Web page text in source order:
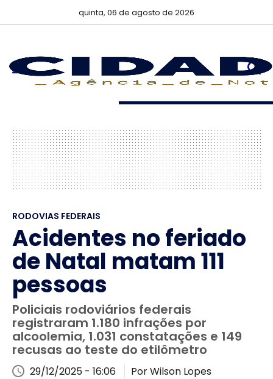
quinta, 06 de agosto de 2026
RODOVIAS FEDERAIS
Acidentes no feriado
de Natal matam 111
pessoas
Policiais rodoviários federais
registraram 1.180 infrações por
alcoolemia, 1.031 constatações e 149
recusas ao teste do etilômetro
29/12/2025 - 16:06 Por Wilson Lopes